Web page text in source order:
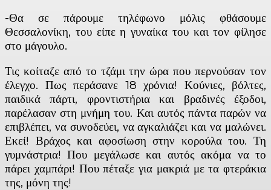
-Θα σε πάρουμε τηλέφωνο μόλις φθάσουμε
Θεσσαλονίκη, του είπε η γυναίκα του και τον φίλησε
στο μάγουλο.
Τις κοίταζε από το τζάμι την ώρα που περνούσαν τον
έλεγχο. Πως περάσανε 18 χρόνια! Κούνιες, βόλτες,
παιδικά πάρτι, φροντιστήρια και βραδινές έξοδοι,
παρέλασαν στη μνήμη του. Και αυτός πάντα παρών να
επιβλέπει, να συνοδεύει, να αγκαλιάζει και να μαλώνει.
Εκεί! Βράχος και αφοσίωση στην κορούλα του. Τη
γυμνάστρια! Που μεγάλωσε και αυτός ακόμα να το
πάρει χαμπάρι! Που πέταξε για μακριά με τα φτεράκια
της, μόνη της!